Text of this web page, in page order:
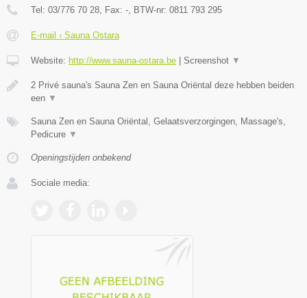
Tel: 03/776 70 28 , Fax: - , BTW-nr: 0811 793 295
E-mail › Sauna Ostara
Website: http://www.sauna-ostara.be | Screenshot ▼
2 Privé sauna's Sauna Zen en Sauna Oriëntal deze hebben beiden
een ▼
Sauna Zen en Sauna Oriëntal, Gelaatsverzorgingen, Massage's,
Pedicure ▼
Openingstijden onbekend
Sociale media: